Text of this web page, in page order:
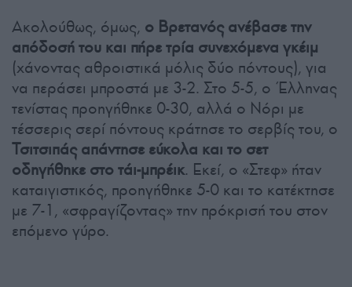
Ακολούθως, όμως, ο Βρετανός ανέβασε την
απόδοσή του και πήρε τρία συνεχόμενα γκέιμ
(χάνοντας αθροιστικά μόλις δύο πόντους), για
να περάσει μπροστά με 3-2. Στο 5-5, ο Έλληνας
τενίστας προηγήθηκε 0-30, αλλά ο Νόρι με
τέσσερις σερί πόντους κράτησε το σερβίς του, ο
Τσιτσιπάς απάντησε εύκολα και το σετ
οδηγήθηκε στο τάι-μπρέικ. Εκεί, ο «Στεφ» ήταν
καταιγιστικός, προηγήθηκε 5-0 και το κατέκτησε
με 7-1, «σφραγίζοντας» την πρόκρισή του στον
επόμενο γύρο.